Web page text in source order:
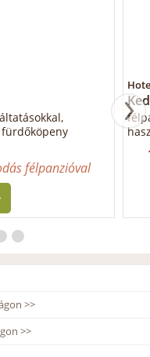
félpanzióval
>>
>>